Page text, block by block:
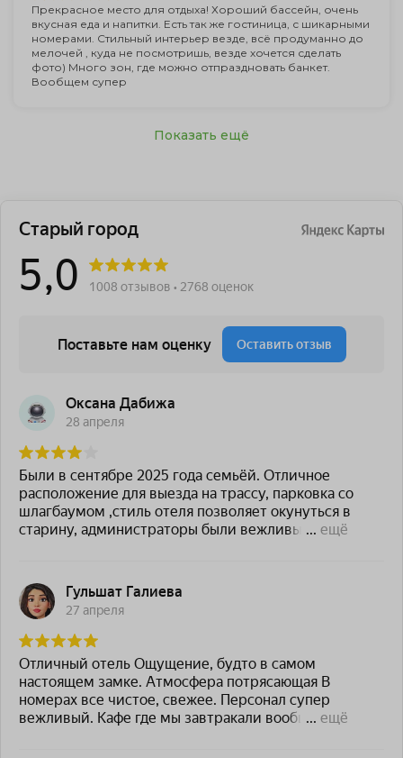
Прекрасное место для отдыха! Хороший бассейн, очень
вкусная еда и напитки. Есть так же гостиница, с шикарными
номерами. Стильный интерьер везде, всё продуманно до
мелочей , куда не посмотришь, везде хочется сделать
фото) Много зон, где можно отпраздновать банкет.
Вообщем супер
Показать ещё